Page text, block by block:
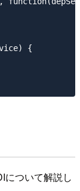
{
について解説し